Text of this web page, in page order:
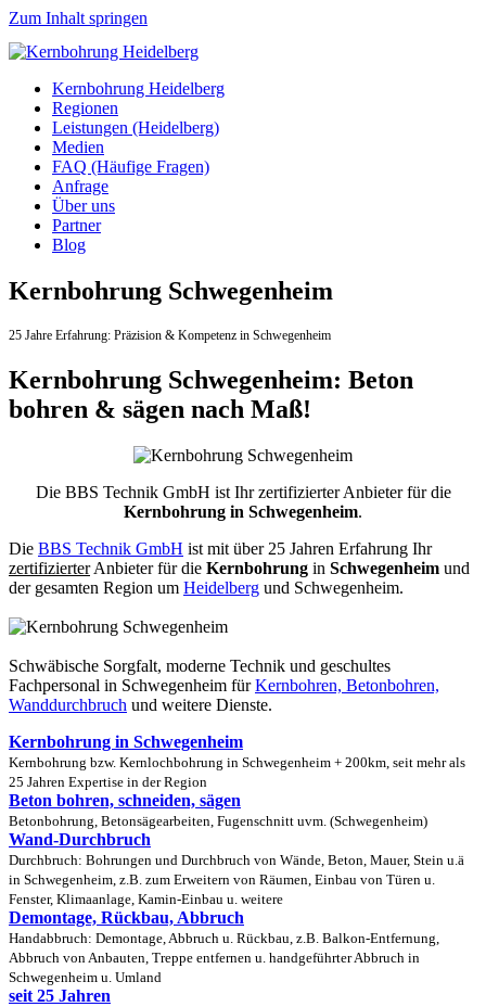
Zum Inhalt springen
Kernbohrung Heidelberg
Regionen
Leistungen (Heidelberg)
Medien
FAQ (Häufige Fragen)
Anfrage
Über uns
Partner
Blog
Kernbohrung Schwegenheim
25 Jahre Erfahrung: Präzision & Kompetenz in Schwegenheim
Kernbohrung Schwegenheim: Beton
bohren & sägen nach Maß!
Die BBS Technik GmbH ist Ihr zertifizierter Anbieter für die
Kernbohrung in Schwegenheim.
Die BBS Technik GmbH ist mit über 25 Jahren Erfahrung Ihr
zertifizierterAnbieter für die Kernbohrung in Schwegenheim und
der gesamten Region um Heidelberg und Schwegenheim.
Schwäbische Sorgfalt, moderne Technik und geschultes
Fachpersonal in Schwegenheim fürKernbohren, Betonbohren,
Wanddurchbruch und weitere Dienste.
Kernbohrung in Schwegenheim
Kernbohrung bzw. Kernlochbohrung in Schwegenheim + 200km, seit mehr als
25 Jahren Expertise in der Region
Beton bohren, schneiden, sägen
Betonbohrung, Betonsägearbeiten, Fugenschnitt uvm. (Schwegenheim)
Wand-Durchbruch
Durchbruch: Bohrungen und Durchbruch von Wände, Beton, Mauer, Stein u.ä
in Schwegenheim, z.B. zum Erweitern von Räumen, Einbau von Türen u.
Fenster, Klimaanlage, Kamin-Einbau u. weitere
Demontage, Rückbau, Abbruch
Handabbruch: Demontage, Abbruch u. Rückbau, z.B. Balkon-Entfernung,
Abbruch von Anbauten, Treppe entfernen u. handgeführter Abbruch in
Schwegenheim u. Umland
seit 25 Jahren